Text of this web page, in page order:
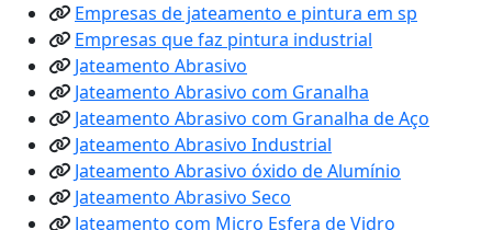
Empresas de jateamento e pintura em sp
Empresas que faz pintura industrial
Jateamento Abrasivo
Jateamento Abrasivo com Granalha
Jateamento Abrasivo com Granalha de Aço
Jateamento Abrasivo Industrial
Jateamento Abrasivo óxido de Alumínio
Jateamento Abrasivo Seco
Jateamento com Micro Esfera de Vidro